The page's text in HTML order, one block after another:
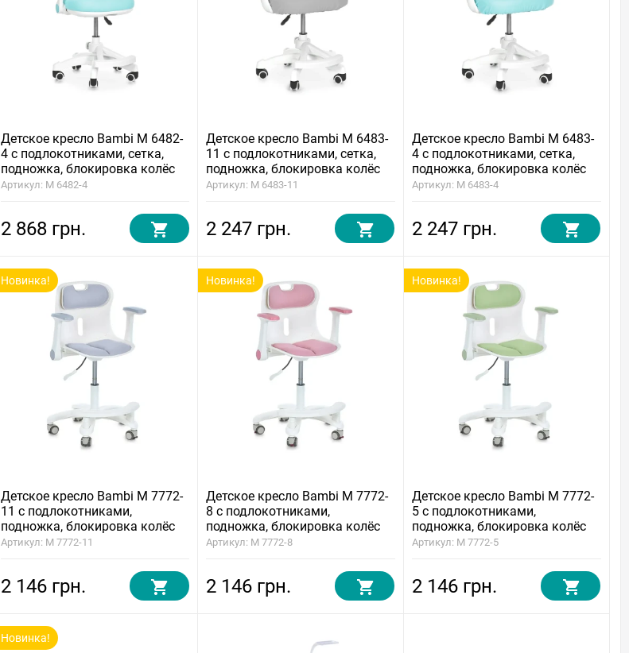
Детское кресло Bambi M 6482-
4 с подлокотниками, сетка,
подножка, блокировка колёс
Артикул: M 6482-4
2 868 грн.
Детское кресло Bambi M 6483-
11 с подлокотниками, сетка,
подножка, блокировка колёс
Артикул: M 6483-11
2 247 грн.
Детское кресло Bambi M 6483-
4 с подлокотниками, сетка,
подножка, блокировка колёс
Артикул: M 6483-4
2 247 грн.
Новинка!
Детское кресло Bambi M 7772-
11 с подлокотниками,
подножка, блокировка колёс
Артикул: M 7772-11
2 146 грн.
Новинка!
Детское кресло Bambi M 7772-
8 с подлокотниками,
подножка, блокировка колёс
Артикул: M 7772-8
2 146 грн.
Новинка!
Детское кресло Bambi M 7772-
5 с подлокотниками,
подножка, блокировка колёс
Артикул: M 7772-5
2 146 грн.
Новинка!